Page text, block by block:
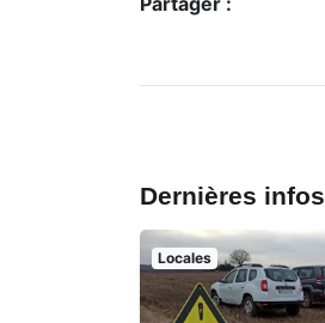
Dernières infos
Locales